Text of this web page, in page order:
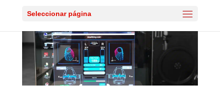
Seleccionar página